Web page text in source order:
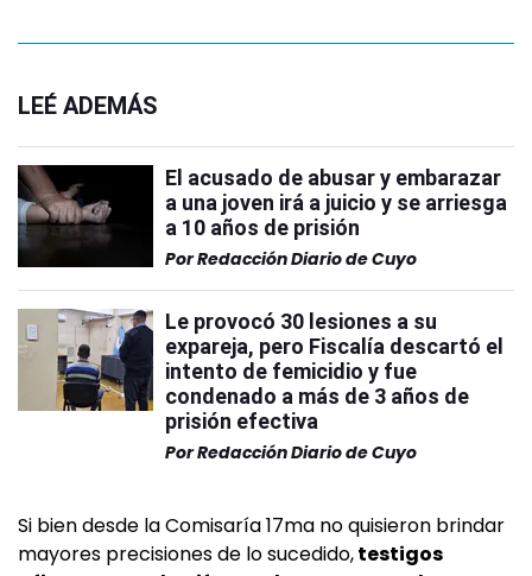
LEÉ ADEMÁS
El acusado de abusar y embarazar
a una joven irá a juicio y se arriesga
a 10 años de prisión
PorRedacción Diario de Cuyo
Le provocó 30 lesiones a su
expareja, pero Fiscalía descartó el
intento de femicidio y fue
condenado a más de 3 años de
prisión efectiva
PorRedacción Diario de Cuyo
Si bien desde la Comisaría 17ma no quisieron brindar
mayores precisiones de lo sucedido,testigos